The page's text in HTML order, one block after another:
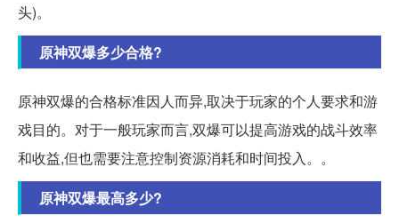
头)。
原神双爆多少合格?
原神双爆的合格标准因人而异,取决于玩家的个人要求和游
戏目的。对于一般玩家而言,双爆可以提高游戏的战斗效率
和收益,但也需要注意控制资源消耗和时间投入。。
原神双爆最高多少?